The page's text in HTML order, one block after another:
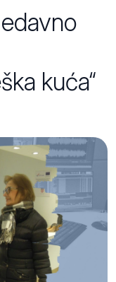
kuća“